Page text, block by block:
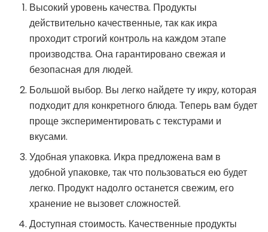
Высокий уровень качества. Продукты
действительно качественные, так как икра
проходит строгий контроль на каждом этапе
производства. Она гарантировано свежая и
безопасная для людей.
Большой выбор. Вы легко найдете ту икру, которая
подходит для конкретного блюда. Теперь вам будет
проще экспериментировать с текстурами и
вкусами.
Удобная упаковка. Икра предложена вам в
удобной упаковке, так что пользоваться ею будет
легко. Продукт надолго останется свежим, его
хранение не вызовет сложностей.
Доступная стоимость. Качественные продукты